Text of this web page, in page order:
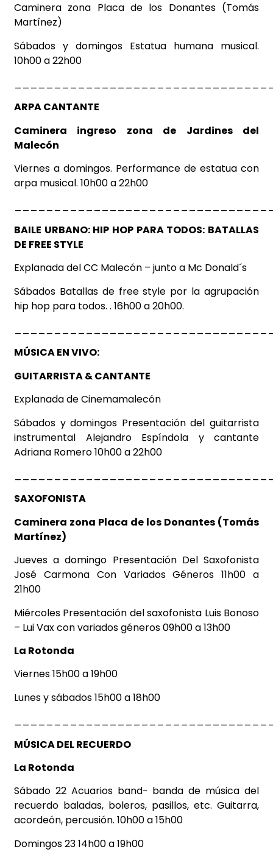
Caminera zona Placa de los Donantes (Tomás
Martínez)
Sábados y domingos Estatua humana musical.
10h00 a 22h00
ARPA CANTANTE
Caminera ingreso zona de Jardines del
Malecón
Viernes a domingos. Performance de estatua con
arpa musical. 10h00 a 22h00
BAILE URBANO: HIP HOP PARA TODOS: BATALLAS
DE FREE STYLE
Explanada del CC Malecón – junto a Mc Donald´s
Sábados Batallas de free style por la agrupación
hip hop para todos. . 16h00 a 20h00.
MÚSICA EN VIVO:
GUITARRISTA & CANTANTE
Explanada deCinemamalecón
Sábados y domingos Presentación del guitarrista
instrumental Alejandro Espíndola y cantante
Adriana Romero 10h00 a 22h00
SAXOFONISTA
Caminera zona Placa de los Donantes (Tomás
Martínez)
Jueves a domingo Presentación Del Saxofonista
José Carmona Con Variados Géneros 11h00 a
21h00
Miércoles Presentación del saxofonista Luis Bonoso
– Lui Vax con variados géneros 09h00 a 13h00
La Rotonda
Viernes 15h00 a 19h00
Lunes y sábados 15h00 a 18h00
MÚSICA DEL RECUERDO
La Rotonda
Sábado 22 Acuarios band- banda de música del
recuerdo baladas, boleros, pasillos, etc. Guitarra,
acordeón, percusión. 10h00 a 15h00
Domingos 23 14h00 a 19h00